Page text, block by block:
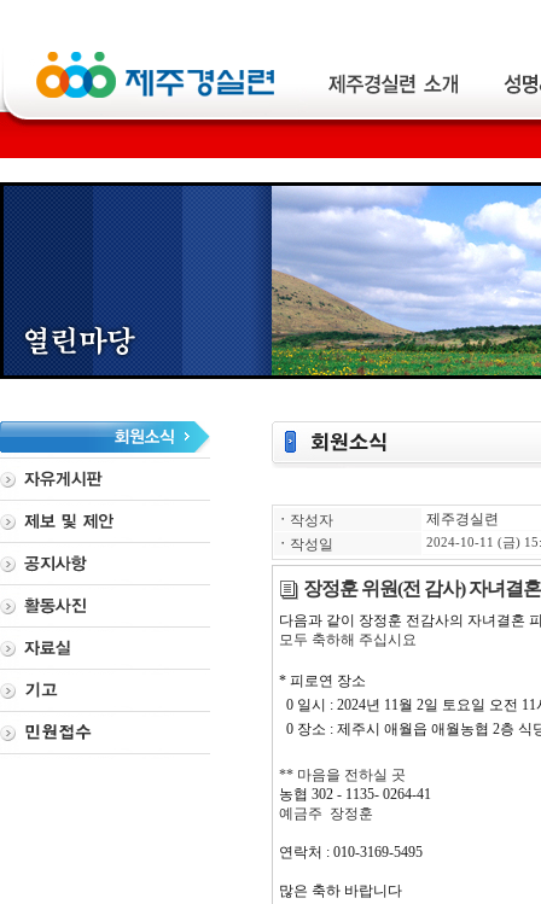
ㆍ 작성자
제주경실련
ㆍ 작성일 2024-10-11 (금)
장정훈 위원(전 감사) 자녀결
다음과 같이 장정훈 전감사의 자녀결혼
모두 축하해 주십시요
* 피로연 장소
0 일시 : 2024년 11월 2일 토요일 오전 11
0 장소 : 제주시 애월읍 애월농협 2층 식
** 마음을 전하실 곳
농협 302 - 1135- 0264-41
예금주 장정훈
연락처 : 010-3169-5495
많은 축하 바랍니다